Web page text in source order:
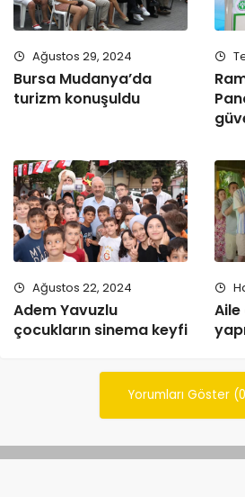
Ağustos 29, 2024
Bursa Mudanya’da
turizm konuşuldu
Ağustos 22, 2024
Adem Yavuzlu
çocukların sinema keyfi
Yorumları Göster